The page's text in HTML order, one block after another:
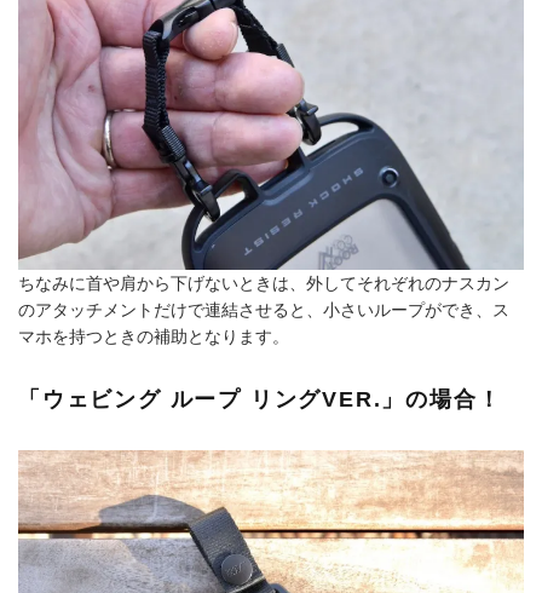
ちなみに首や肩から下げないときは、外してそれぞれのナスカン
のアタッチメントだけで連結させると、小さいループができ、ス
マホを持つときの補助となります。
「ウェビング ループ リングVER.」の場合！